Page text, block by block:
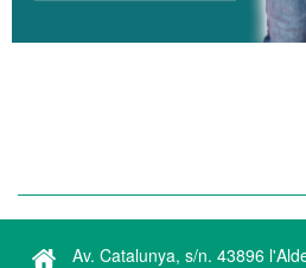
Av. Catalunya, s/n. 43896